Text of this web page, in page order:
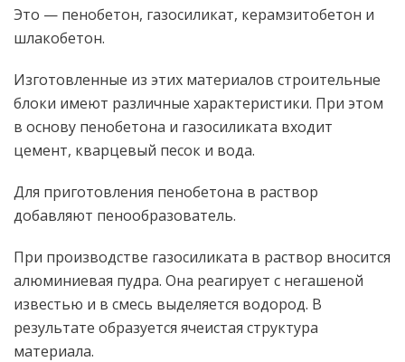
Это — пенобетон, газосиликат, керамзитобетон и
шлакобетон.
Изготовленные из этих материалов строительные
блоки имеют различные характеристики. При этом
в основу пенобетона и газосиликата входит
цемент, кварцевый песок и вода.
Для приготовления пенобетона в раствор
добавляют пенообразователь.
При производстве газосиликата в раствор вносится
алюминиевая пудра. Она реагирует с негашеной
известью и в смесь выделяется водород. В
результате образуется ячеистая структура
материала.